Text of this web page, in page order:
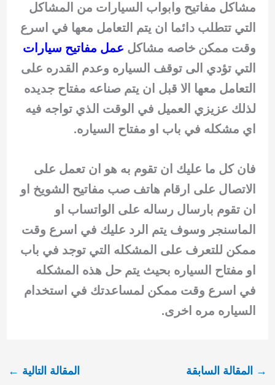
مشاكل مفاتيح وابواب السيارات من المشاكل
التي تتطلب دائما ان يتم التعامل معها في اسرع
وقت ممكن خاصه مشاكل عمل مفاتيح سيارات
التي تؤدي الى توقف السياره وعدم القدره على
التعامل معها الا قبل ان يتم صناعه مفتاح جديده
لذلك عزيزي العميل في الوقت الذي تواجه فيه
اي مشكله في باب او مفتاح السياره.
فان كل ما عليك ان تقوم به هو ان تعمل على
الاتصال على ارقام هاتف صب مفاتيح الشويخ او
ان تقوم بارسال رساله على الواتساب او
الماسنجر وسوف يتم الرد عليك في اسرع وقت
ممكن للتعرف على المشكله التي توجد في باب
او مفتاح السياره بحيث يتم حل هذه المشكله
في اسرع وقت ممكن لمساعدتك في استخدام
السياره مره اخرى.
→ المقالة السابقة المقالة التالية ←